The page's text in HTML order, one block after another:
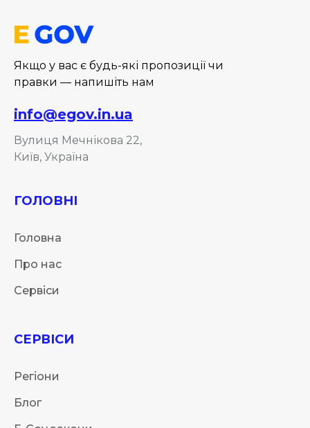
Якщо у вас є будь-які пропозиції чи
правки — напишіть нам
info@egov.in.ua
Вулиця Мечнікова 22,
Київ, Україна
ГОЛОВНІ
Головна
Про нас
Сервіси
СЕРВІСИ
Регіони
Блог